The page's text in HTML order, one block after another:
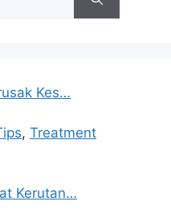
Kes…
, Treatment
Kerutan…